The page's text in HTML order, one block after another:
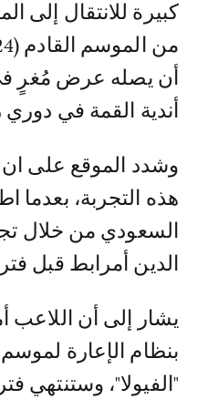
كبيرة للانتقال إلى
أن يصله عرض مُغرٍ
أندية القمة في
وشدد الموقع على
هذه التجربة، بعدما
السعودي من خلال
الدين أمرابط قبل
يشار إلى أن اللاعب
بنظام الإعارة
"الفيولا"، وستنتهي